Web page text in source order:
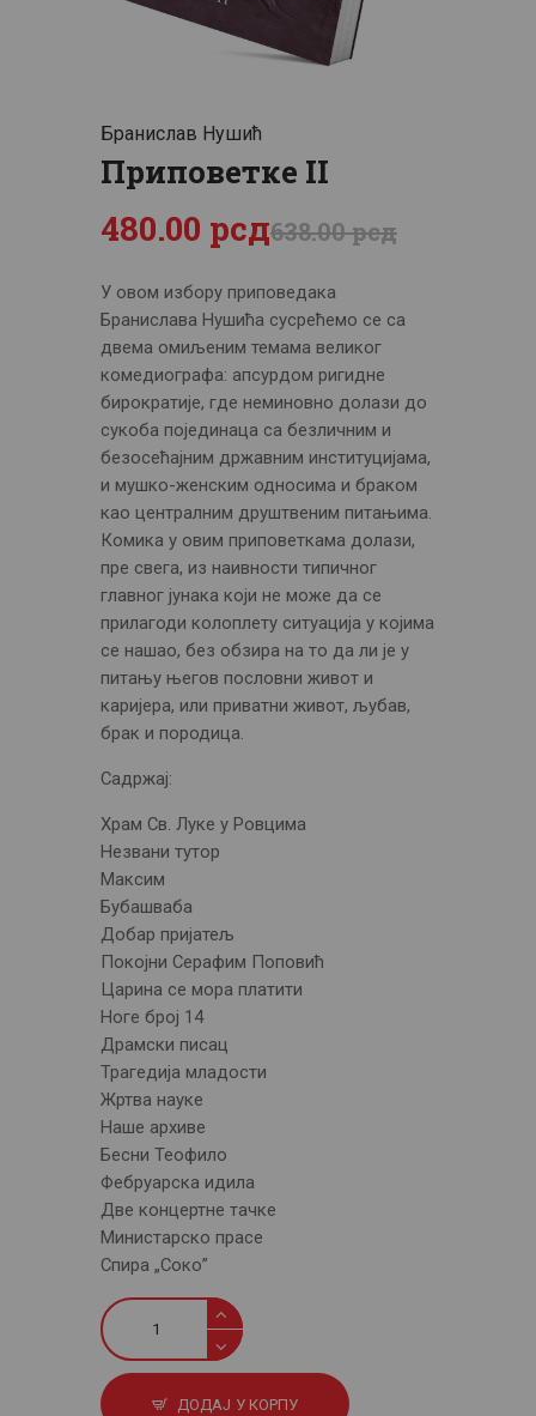
ЦЕНОВНИК
Бранислав Нушић
Приповетке II
638.00рсд
480.00 рсд
У овом избору приповедака
Бранислава Нушића сусрећемо се са
двема омиљеним темама великог
комедиографа: апсурдом ригидне
бирократије, где неминовно долази до
сукоба појединаца са безличним и
безосећајним државним институцијама,
и мушко-женским односима и браком
као централним друштвеним питањима.
Комика у овим приповеткама долази,
пре свега, из наивности типичног
главног јунака који не може да се
прилагоди колоплету ситуација у којима
се нашао, без обзира на то да ли је у
питању његов пословни живот и
каријера, или приватни живот, љубав,
брак и породица.
Садржај:
Храм Св. Луке у Ровцима
Незвани тутор
Максим
Бубашваба
Добар пријатељ
Покојни Серафим Поповић
Царина се мора платити
Ноге број 14
Драмски писац
Трагедија младости
Жртва науке
Наше архиве
Бесни Теофило
Фебруарска идила
Две концертне тачке
Министарско прасе
Спира „Соко”
Приповетке
II
количина
ДОДАЈ У КОРПУ